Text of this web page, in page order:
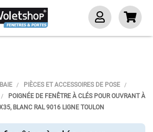
PIÈCES ET ACCESSOIRES DE POSE
POIGNÉE DE FENÊTRE À CLÉS POUR OUVRANT À
BLANC RAL 9016 LIGNE TOULON